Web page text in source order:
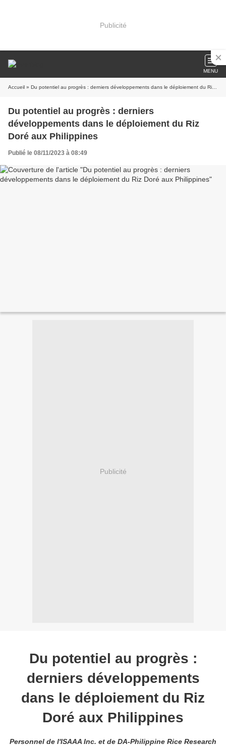
Publicité
MENU
Accueil » Du potentiel au progrès : derniers développements dans le déploiement du Riz Doré aux Philippines
Du potentiel au progrès : derniers
développements dans le déploiement du Riz
Doré aux Philippines
Publié le 08/11/2023 à 08:49
Publicité
Du potentiel au progrès :
derniers développements
dans le déploiement du Riz
Doré aux Philippines
Personnel de l'ISAAA Inc. et de DA-Philippine Rice Research